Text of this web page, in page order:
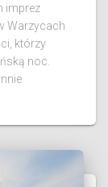
imprez
Warzycach
którzy
noc.